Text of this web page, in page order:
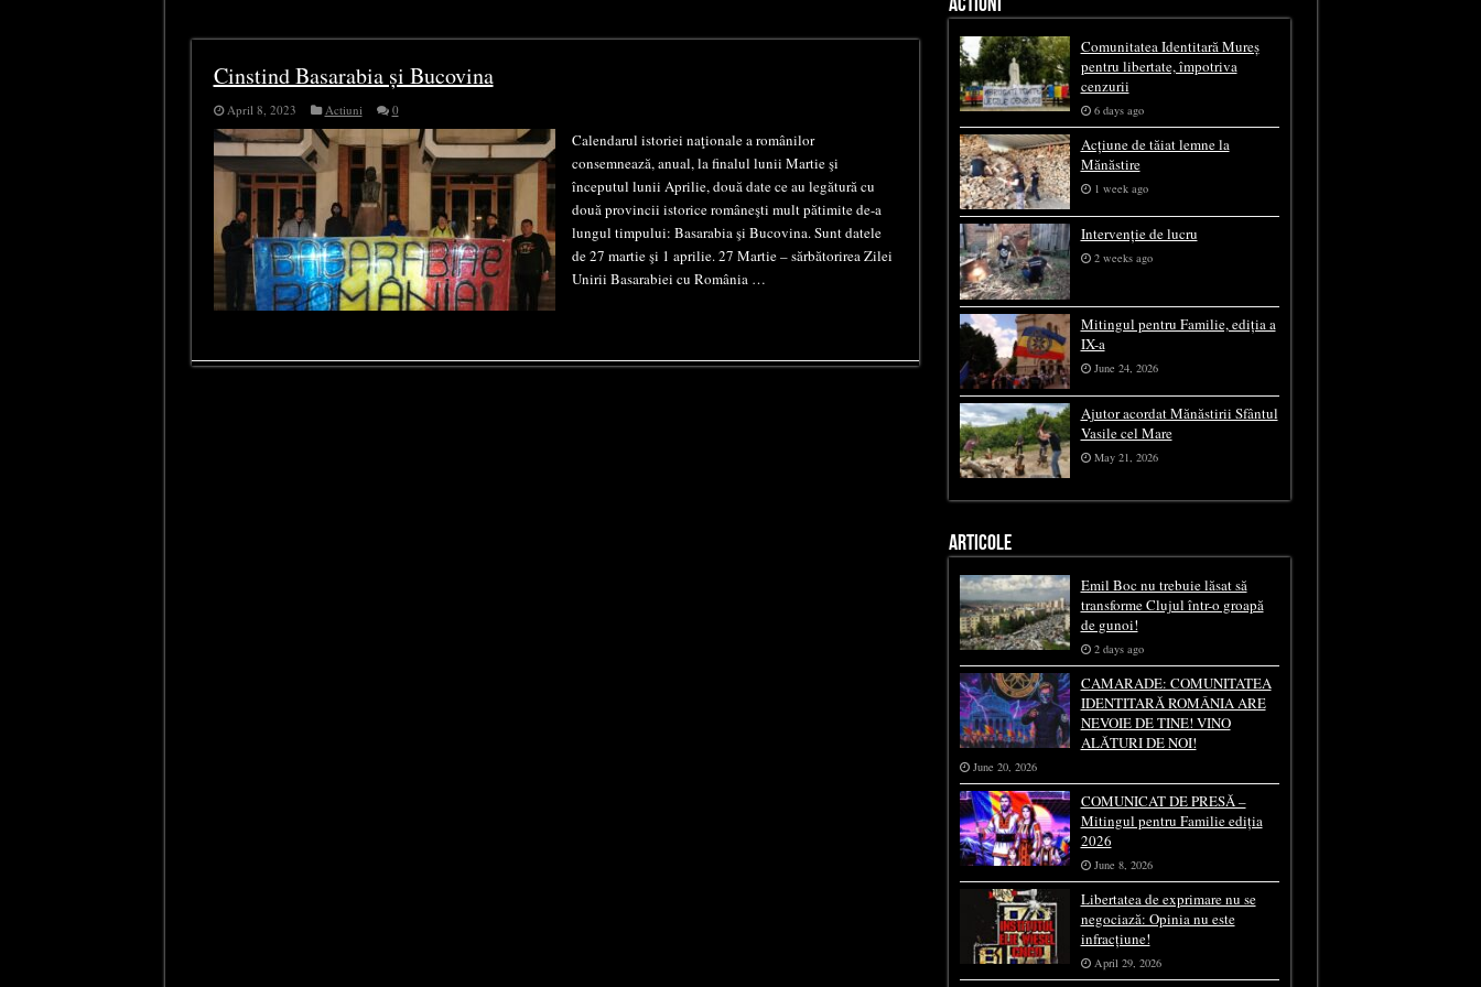
Cinstind Basarabia și Bucovina
April 8, 2023 Actiuni 0
Calendarul istoriei naţionale a românilor
consemnează, anual, la finalul lunii Martie şi
începutul lunii Aprilie, două date ce au legătură cu
două provincii istorice româneşti mult pătimite de-a
lungul timpului: Basarabia şi Bucovina. Sunt datele
de 27 martie şi 1 aprilie. 27 Martie – sărbătorirea Zilei
Unirii Basarabiei cu România …
ACTIUNI
Comunitatea Identitară Mureș
pentru libertate, împotriva
cenzurii
6 days ago
Acțiune de tăiat lemne la
Mănăstire
1 week ago
Intervenție de lucru
2 weeks ago
Mitingul pentru Familie, ediția a
IX-a
June 24, 2026
Ajutor acordat Mănăstirii Sfântul
Vasile cel Mare
May 21, 2026
ARTICOLE
Emil Boc nu trebuie lăsat să
transforme Clujul într-o groapă
de gunoi!
2 days ago
CAMARADE: COMUNITATEA
IDENTITARĂ ROMÂNIA ARE
NEVOIE DE TINE! VINO
ALĂTURI DE NOI!
June 20, 2026
COMUNICAT DE PRESĂ –
Mitingul pentru Familie ediția
2026
June 8, 2026
Libertatea de exprimare nu se
negociază: Opinia nu este
infracțiune!
April 29, 2026